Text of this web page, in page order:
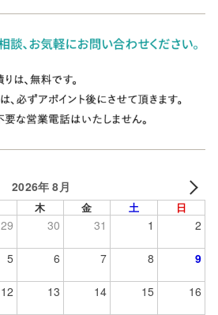
2026年 8月
木 金 土 日
29 30 31 1 2
5 6 7 8 9
12 13 14 15 16